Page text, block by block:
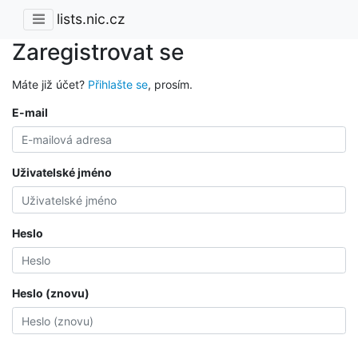
lists.nic.cz
Zaregistrovat se
Máte již účet? Přihlašte se, prosím.
E-mail
Uživatelské jméno
Heslo
Heslo (znovu)